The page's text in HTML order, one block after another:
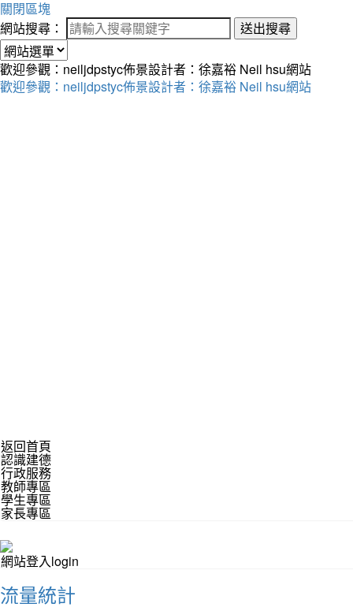
關閉區塊
網站搜尋：
送出搜尋
歡迎參觀：neiljdpstyc佈景設計者：徐嘉裕 Neil hsu網站
歡迎參觀：neiljdpstyc佈景設計者：徐嘉裕 Neil hsu網站
返回首頁
認識建德
行政服務
教師專區
學生專區
家長專區
網站登入login
流量統計